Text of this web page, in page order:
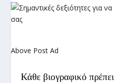
Above Post Ad
Κάθε βιογραφικό